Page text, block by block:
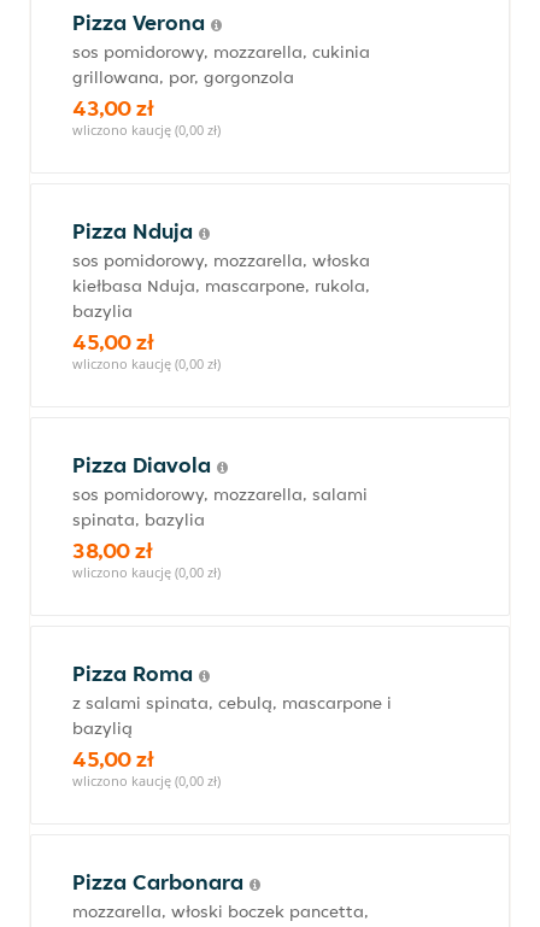
Pizza Verona
sos pomidorowy, mozzarella, cukinia
grillowana, por, gorgonzola
43,00 zł
wliczono kaucję (0,00 zł)
Pizza Nduja
sos pomidorowy, mozzarella, włoska
kiełbasa Nduja, mascarpone, rukola,
bazylia
45,00 zł
wliczono kaucję (0,00 zł)
Pizza Diavola
sos pomidorowy, mozzarella, salami
spinata, bazylia
38,00 zł
wliczono kaucję (0,00 zł)
Pizza Roma
z salami spinata, cebulą, mascarpone i
bazylią
45,00 zł
wliczono kaucję (0,00 zł)
Pizza Carbonara
mozzarella, włoski boczek pancetta,